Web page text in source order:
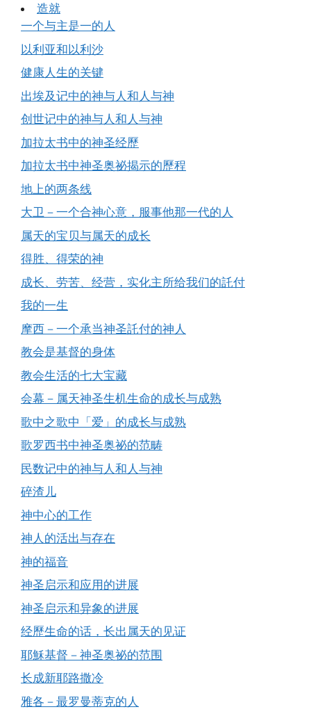
造就
一个与主是一的人
以利亚和以利沙
健康人生的关键
出埃及记中的神与人和人与神
创世记中的神与人和人与神
加拉太书中的神圣经歷
加拉太书中神圣奥祕揭示的歷程
地上的两条线
大卫－一个合神心意，服事他那一代的人
属天的宝贝与属天的成长
得胜、得荣的神
成长、劳苦、经营，实化主所给我们的託付
我的一生
摩西－一个承当神圣託付的神人
教会是基督的身体
教会生活的七大宝藏
会幕－属天神圣生机生命的成长与成熟
歌中之歌中「爱」的成长与成熟
歌罗西书中神圣奥祕的范畴
民数记中的神与人和人与神
碎渣儿
神中心的工作
神人的活出与存在
神的福音
神圣启示和应用的进展
神圣启示和异象的进展
经歷生命的话，长出属天的见证
耶穌基督－神圣奥祕的范围
长成新耶路撒冷
雅各－最罗曼蒂克的人